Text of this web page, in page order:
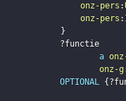
onz-pers :
onz-pers :
}
?functie
a
onz-g
OPTIONAL {